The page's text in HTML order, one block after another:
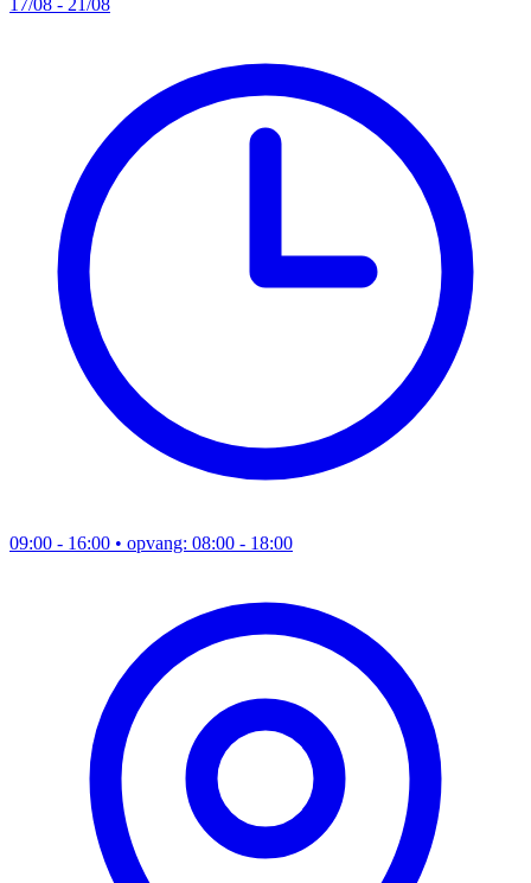
09:00 - 16:00 • opvang: 08:00 - 18:00